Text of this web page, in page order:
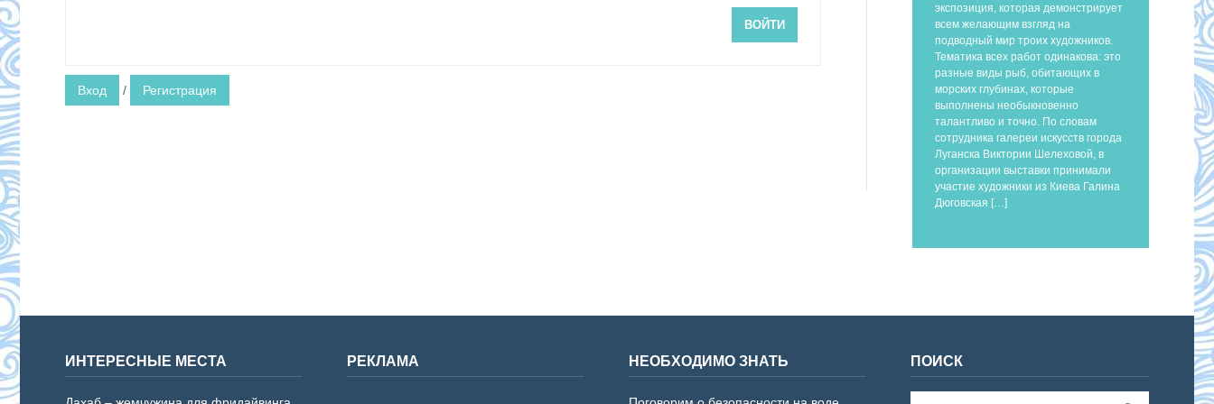
ВОЙТИ
Вход / Регистрация
экспозиция, которая демонстрирует
всем желающим взгляд на
подводный мир троих художников.
Тематика всех работ одинакова: это
разные виды рыб, обитающих в
морских глубинах, которые
выполнены необыкновенно
талантливо и точно. По словам
сотрудника галереи искусств города
Луганска Виктории Шелеховой, в
организации выставки принимали
участие художники из Киева Галина
Дюговская […]
ИНТЕРЕСНЫЕ МЕСТА РЕКЛАМА НЕОБХОДИМО ЗНАТЬ ПОИСК